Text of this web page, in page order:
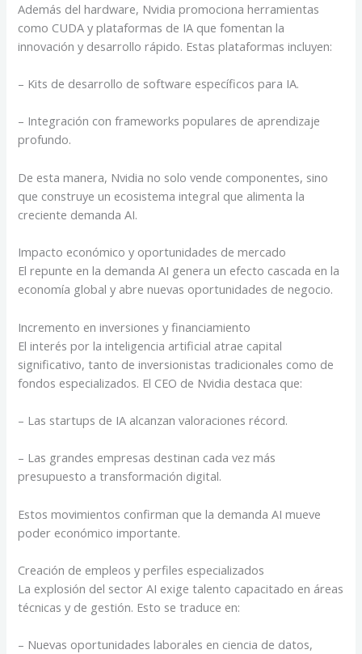
Además del hardware, Nvidia promociona herramientas
como CUDA y plataformas de IA que fomentan la
innovación y desarrollo rápido. Estas plataformas incluyen:
– Kits de desarrollo de software específicos para IA.
– Integración con frameworks populares de aprendizaje
profundo.
De esta manera, Nvidia no solo vende componentes, sino
que construye un ecosistema integral que alimenta la
creciente demanda AI.
Impacto económico y oportunidades de mercado
El repunte en la demanda AI genera un efecto cascada en la
economía global y abre nuevas oportunidades de negocio.
Incremento en inversiones y financiamiento
El interés por la inteligencia artificial atrae capital
significativo, tanto de inversionistas tradicionales como de
fondos especializados. El CEO de Nvidia destaca que:
– Las startups de IA alcanzan valoraciones récord.
– Las grandes empresas destinan cada vez más
presupuesto a transformación digital.
Estos movimientos confirman que la demanda AI mueve
poder económico importante.
Creación de empleos y perfiles especializados
La explosión del sector AI exige talento capacitado en áreas
técnicas y de gestión. Esto se traduce en:
– Nuevas oportunidades laborales en ciencia de datos,